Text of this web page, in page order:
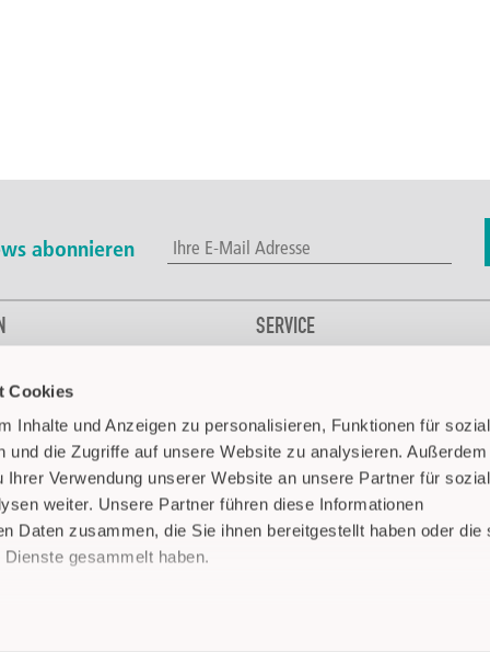
Cookies
Inhalte und Anzeigen zu personalisieren, Funktionen für
und die Zugriffe auf unsere Website zu analysieren. Außerdem
Ihrer Verwendung unserer Website an unsere Partner für
weiter. Unsere Partner führen diese Informationen
Daten zusammen, die Sie ihnen bereitgestellt haben oder die
gesammelt haben.
abonnieren
& Getränkeindustrie
SERVICE
CAPTRON weltweit
Media
FAQ